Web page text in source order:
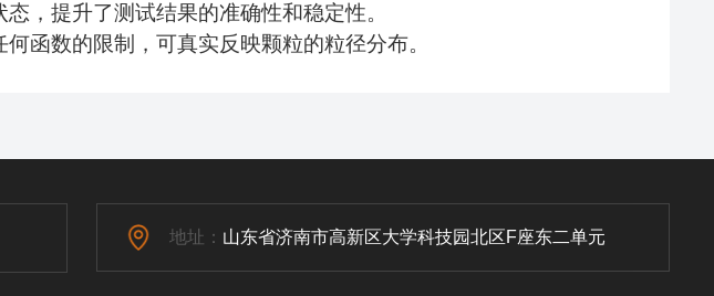
，提升了测试结果的准确性和稳定性。
函数的限制，可真实反映颗粒的粒径分布。
地址： 山东省济南市高新区大学科技园北区F座东二单元